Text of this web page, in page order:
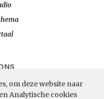
om deze website naar
Analytische cookies